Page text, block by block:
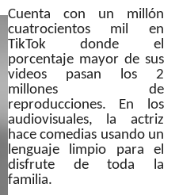
Cuenta con un millón
cuatrocientos mil en
TikTok donde el
porcentaje mayor de sus
videos pasan los 2
millones de
reproducciones. En los
audiovisuales, la actriz
hace comedias usando un
lenguaje limpio para el
disfrute de toda la
familia.